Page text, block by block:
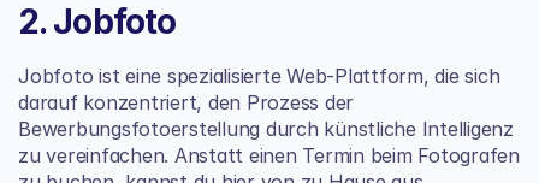
2. Jobfoto
Jobfoto ist eine spezialisierte Web-Plattform, die sich
darauf konzentriert, den Prozess der
Bewerbungsfotoerstellung durch künstliche Intelligenz
zu vereinfachen. Anstatt einen Termin beim Fotografen